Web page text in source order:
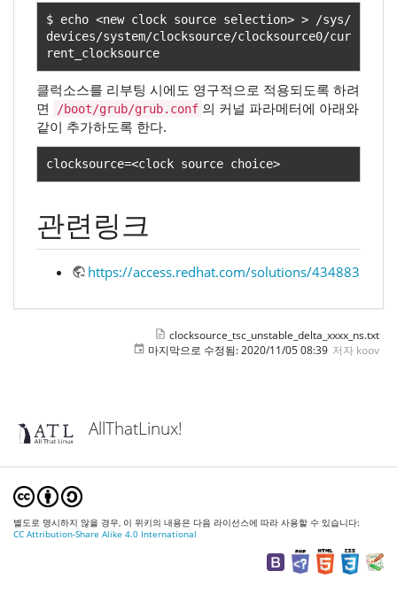
$ echo <new clock source selection> > /sys/
devices/system/clocksource/clocksource0/cur
rent_clocksource
클럭소스를 리부팅 시에도 영구적으로 적용되도록 하려
면
/boot/grub/grub.conf 의 커널 파라메터에 아래와
같이 추가하도록 한다.
clocksource=<clock source choice>
관련링크
https://access.redhat.com/solutions/434883
clocksource_tsc_unstable_delta_xxxx_ns.txt
마지막으로 수정됨:2020/11/05 08:39 저자 koov
AllThatLinux!
별도로 명시하지 않을 경우, 이 위키의 내용은 다음 라이선스에 따라 사용할 수 있습니다:
CC Attribution-Share Alike 4.0 International